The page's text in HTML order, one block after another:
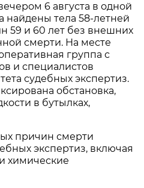
6 августа в одной
найдены тела 58-летней
59 и 60 лет без внешних
смерти. На месте
группа с
и специалистов
судебных экспертиз.
обстановка,
в бутылках,
причин смерти
экспертиз, включая
химические